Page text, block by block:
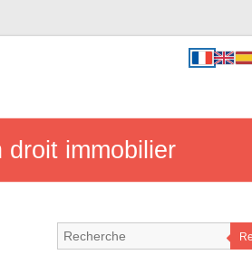
droit immobilier